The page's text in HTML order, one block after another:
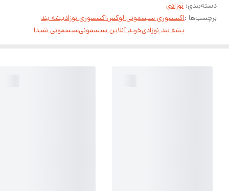
دسته‌بندی: نوزادی
برچسب‌ها :اکسسوری سیسمونی لوکساکسسوری نوزادپشه بند
پشه بند نوزادیخرید آنلاین سیسمونیسیسمونی شیدا